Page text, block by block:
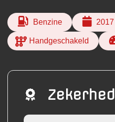
Benzine 2017
Handgeschakeld